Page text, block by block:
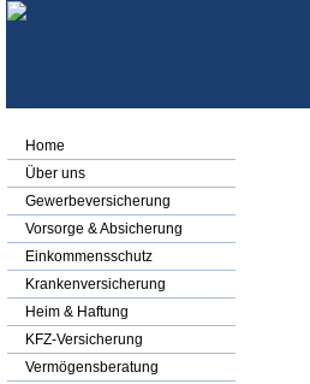
Home
Über uns
Gewerbeversicherung
Vorsorge & Absicherung
Einkommensschutz
Kranken­ver­si­che­rung
Heim & Haftung
KFZ-Versicherung
Vermögensberatung